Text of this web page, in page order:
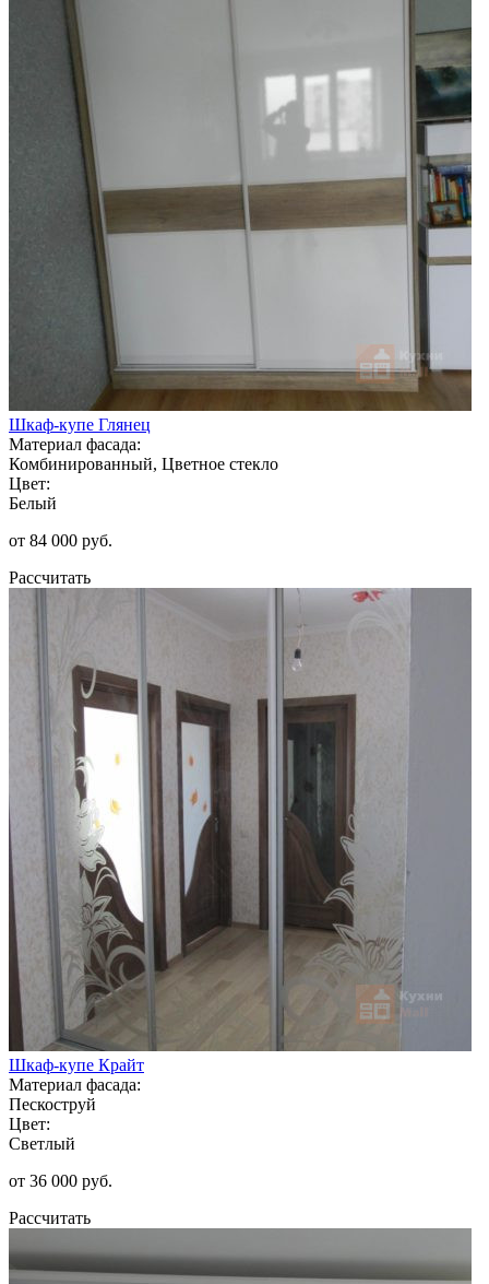
Шкаф-купе Глянец
Материал фасада:
Комбинированный, Цветное стекло
Цвет:
Белый
от 84 000 руб.
Рассчитать
Шкаф-купе Крайт
Материал фасада:
Пескоструй
Цвет:
Светлый
от 36 000 руб.
Рассчитать